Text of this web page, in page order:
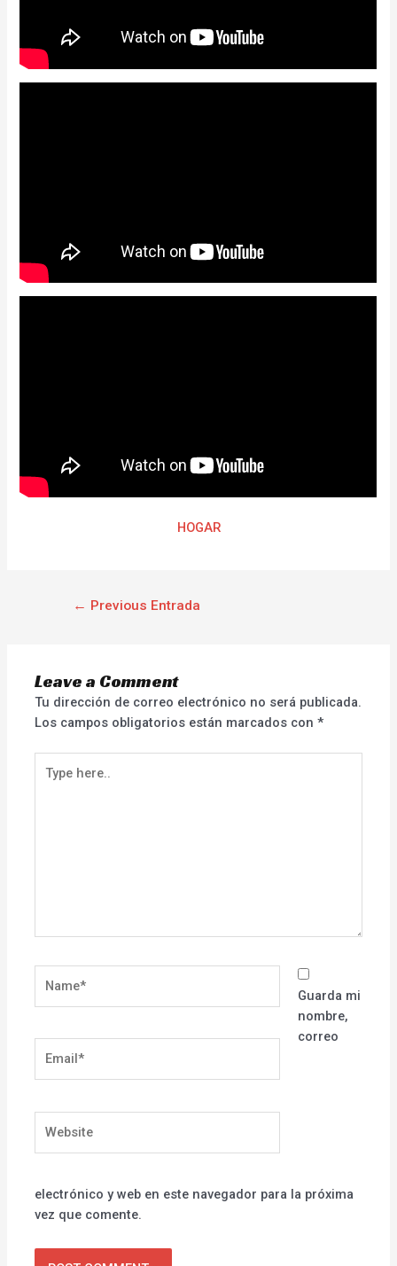
HOGAR
← Previous Entrada
Leave a Comment
Tu dirección de correo electrónico no será publicada.
Los campos obligatorios están marcados con*
here..
Guarda mi
nombre,
correo
electrónico y web en este navegador para la próxima
vez que comente.